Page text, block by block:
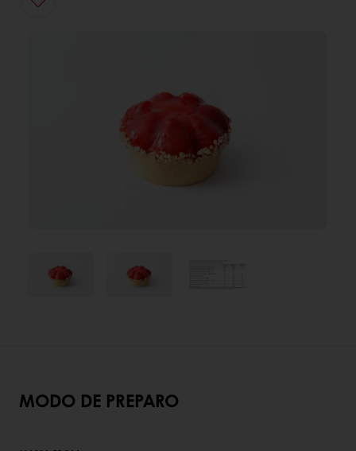
MODO DE PREPARO